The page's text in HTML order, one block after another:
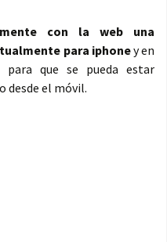
con la web una
para iphoney en
para que se pueda estar
desde el móvil.